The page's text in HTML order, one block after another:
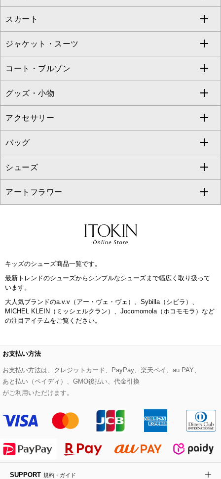
MK MICHEL KLEIN BAG
HIROKO KOSHINO
re:edition project 165
HIROKO BIS
HIROKO BIS GRANDE
ブラウス・シャツ
ニット・セーター
カーディガン
アンサンブルセット
ベスト・ジレ
パーカー
タンクトップ・キャミソール
スウェット・ジャージー
ワンピース
ドレス
チュニック
ジャンパースカート
その他のワンピース・ドレス
すべてのパンツ
フルレングスパンツ
クロップド・半端丈パンツ
ガウチョ・ワイドパンツ
ハーフ・ショート丈パンツ
サロペット・オールインワン
その他のパンツ
スカート
すべてのスカート
ロング・マキシ丈スカート
ひざ丈スカート
ミモレ丈スカート
ショート・ミニ丈スカート
その他のスカート
ジャケット・スーツ
すべてのジャケット・スーツ
テーラードジャケット
ノーカラージャケット
セットアップ
セットアップジャケット
セットアップパンツ
セットアップワンピース
その他のジャケット・スーツ
コート・ブルゾン
すべてのコート・ブルゾン
トレンチコート
ピーコート
ダッフルコート
チェスターコート
ノーカラーコート
ライダースジャケット
デニムジャケット
その他のコート・ブルゾン
グッズ・小物
すべてのグッズ・小物
マスク
ストール・マフラー・スヌード
ベルト・サスペンダー
財布・名刺入れ・ケース
ハンカチ・バンダナ
手袋
ネクタイ
ポーチ
傘・日傘
レッグウェア
アクセサリー
すべてのアクセサリー
ネックレス
ピアス・イヤリング
ブローチ・コサージュ
その他のアクセサリー
バッグ
すべてのバッグ
トートバッグ
クラッチバッグ
バックパック・リュック
ボディバッグ・メッセンジャーバッグ
ビジネスバッグ
その他のバッグ
シューズ
すべてのシューズ
ブーツ・ブーティー
フラットシューズ
ローファー
サンダル・ミュール
その他のシューズ
アートフラワー
オーキッド・胡蝶蘭
カサブランカ・カラー
ラナンキュラス
グリーン
その他のアートフラワー
キッズのシューズ商品一覧です。
最新トレンドのシューズからシンプルなシューズまで幅広く取り扱って
います。
大人気ブランドのa.v.v（アー・ヴェ・ヴェ）、Sybilla（シビラ）、
MICHEL KLEIN（ミッシェルクラン）、Jocomomola（ホコモモラ）など
の注目アイテムをご覧ください。
お支払い方法
お支払い方法は、クレジットカード、PayPay、楽天ペイ、au PAY、
あと払い（ペイディ）、GMO後払い、代金引換
がご利用いただけます。
SUPPORT 規約・ガイド